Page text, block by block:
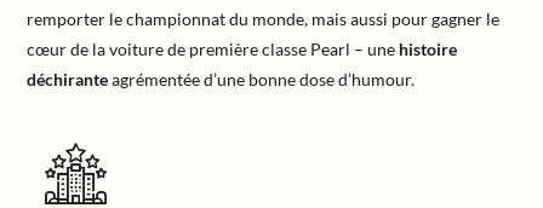
remporter le championnat du monde, mais aussi pour gagner le
cœur de la voiture de première classe Pearl – une histoire
déchiranteagrémentée d’une bonne dose d’humour.